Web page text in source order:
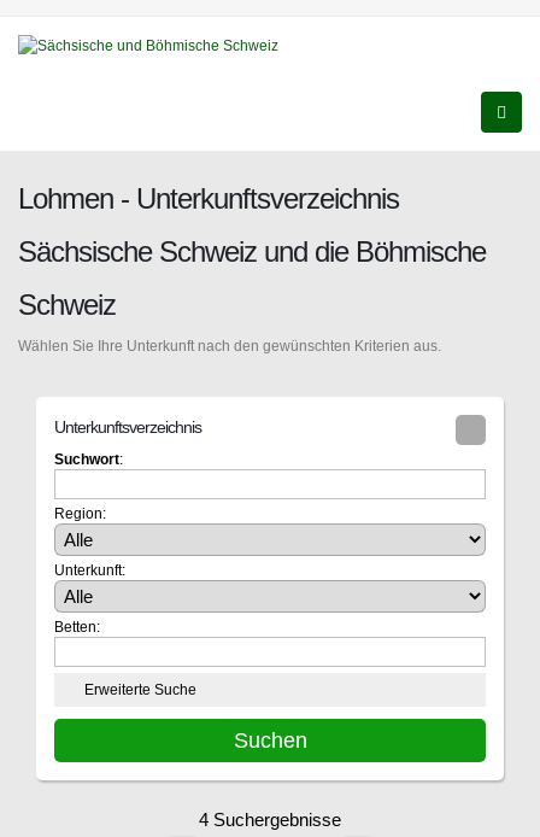
Lohmen - Unterkunftsverzeichnis
Sächsische Schweiz und die Böhmische
Schweiz
Wählen Sie Ihre Unterkunft nach den gewünschten Kriterien aus.
Unterkunftsverzeichnis
Suchwort:
Region:
Unterkunft:
Betten:
Erweiterte Suche
4 Suchergebnisse